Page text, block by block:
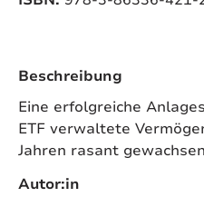
Beschreibung
Eine erfolgreiche
ETF verwaltete
Jahren rasant
Autor:in